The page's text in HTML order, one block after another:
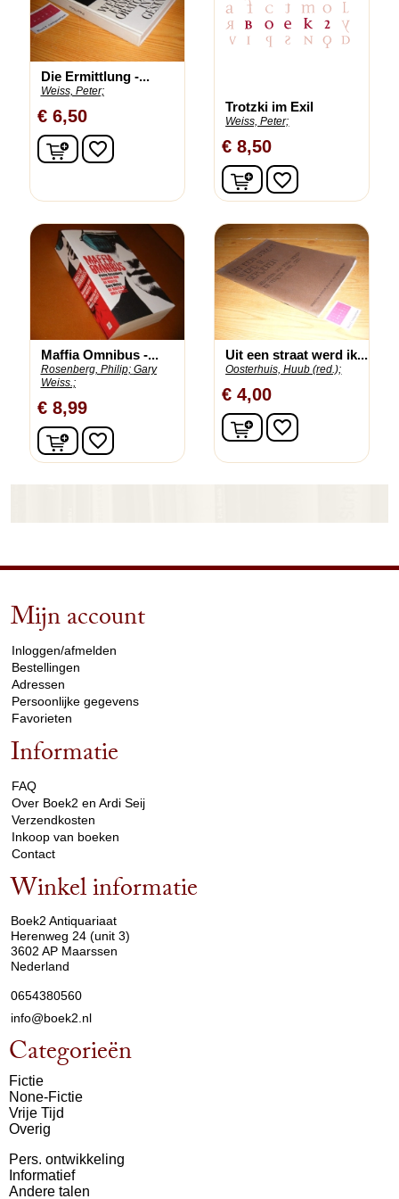
Die Ermittlung -...
Weiss, Peter;
€ 6,50
In winkelwagen
favorite_border
Trotzki im Exil
Weiss, Peter;
€ 8,50
In winkelwagen
favorite_border
Maffia Omnibus -...
Rosenberg, Philip; Gary
Weiss.;
€ 8,99
In winkelwagen
favorite_border
Uit een straat werd ik...
Oosterhuis, Huub (red.);
€ 4,00
In winkelwagen
favorite_border
Mijn account
Inloggen/afmelden
Bestellingen
Adressen
Persoonlijke gegevens
Favorieten
Informatie
FAQ
Over Boek2 en Ardi Seij
Verzendkosten
Inkoop van boeken
Contact
Winkel informatie
Boek2 Antiquariaat
Herenweg 24 (unit 3)
3602 AP Maarssen
Nederland
0654380560
info@boek2.nl
Categorieën
Fictie
None-Fictie
Vrije Tijd
Overig
Pers. ontwikkeling
Informatief
Andere talen